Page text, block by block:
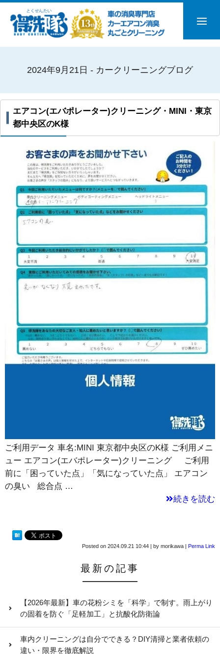
2024年9月21日 - カークリーニングブログ
エアコン(エバポレーター)クリーニング・MINI・東京
都中央区のK様
ご利用データ 車名:MINI 東京都中央区のK様 ご利用メニ
ュー エアコン(エバポレーター)クリーニング ご利用
前に「困っていた点」「気になっていた点」 エアコン
の臭い 総合点 …
続きを読む
Posted on 2024.09.21 10:44 by morikawa Perma Link
最新の記事
【2026年最新】車の花粉シミを「科学」で制す。雨上がり
の固着を防ぐ「足軽加工」と抗酸化防衛論
車内クリーニングは自分でできる？DIY清掃と業者依頼の
違い・限界を徹底解説